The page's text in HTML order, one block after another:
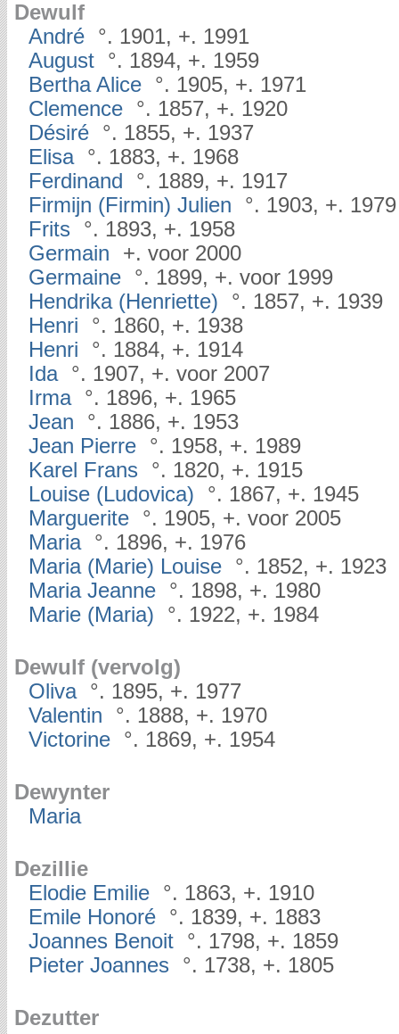
Dewulf
André
°. 1901, +. 1991
August
°. 1894, +. 1959
Bertha Alice
°. 1905, +. 1971
Clemence
°. 1857, +. 1920
Désiré
°. 1855, +. 1937
Elisa
°. 1883, +. 1968
Ferdinand
°. 1889, +. 1917
Firmijn (Firmin) Julien
°. 1903, +. 1979
Frits
°. 1893, +. 1958
Germain
+. voor 2000
Germaine
°. 1899, +. voor 1999
Hendrika (Henriette)
°. 1857, +. 1939
Henri
°. 1860, +. 1938
Henri
°. 1884, +. 1914
Ida
°. 1907, +. voor 2007
Irma
°. 1896, +. 1965
Jean
°. 1886, +. 1953
Jean Pierre
°. 1958, +. 1989
Karel Frans
°. 1820, +. 1915
Louise (Ludovica)
°. 1867, +. 1945
Marguerite
°. 1905, +. voor 2005
Maria
°. 1896, +. 1976
Maria (Marie) Louise
°. 1852, +. 1923
Maria Jeanne
°. 1898, +. 1980
Marie (Maria)
°. 1922, +. 1984
Dewulf (vervolg)
Oliva
°. 1895, +. 1977
Valentin
°. 1888, +. 1970
Victorine
°. 1869, +. 1954
Dewynter
Maria
Dezillie
Elodie Emilie
°. 1863, +. 1910
Emile Honoré
°. 1839, +. 1883
Joannes Benoit
°. 1798, +. 1859
Pieter Joannes
°. 1738, +. 1805
Dezutter